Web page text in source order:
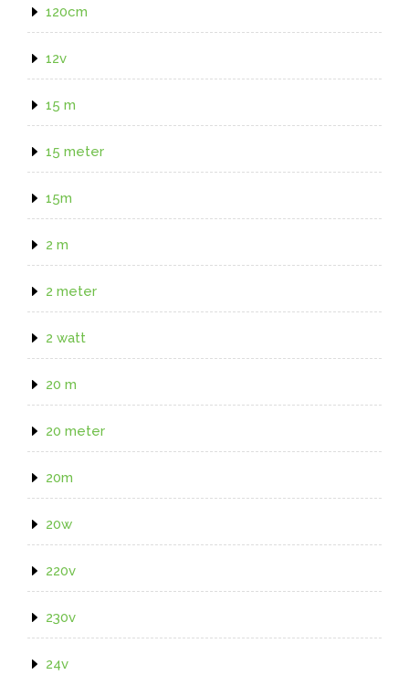
120cm
12v
15 m
15 meter
15m
2 m
2 meter
2 watt
20 m
20 meter
20m
20w
220v
230v
24v